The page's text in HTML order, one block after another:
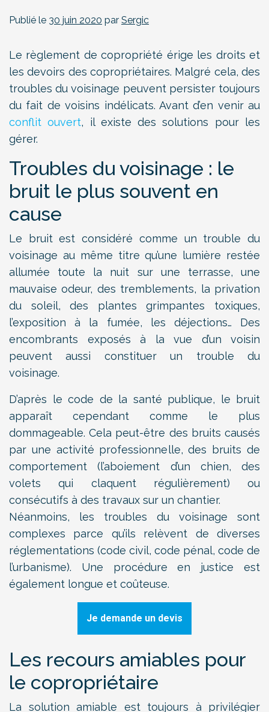
Publié le 30 juin 2020 par Sergic
Le règlement de copropriété érige les droits et
les devoirs des copropriétaires. Malgré cela, des
troubles du voisinage peuvent persister toujours
du fait de voisins indélicats. Avant d’en venir au
conflit ouvert, il existe des solutions pour les
gérer.
Troubles du voisinage : le
bruit le plus souvent en
cause
Le bruit est considéré comme un trouble du
voisinage au même titre qu’une lumière restée
allumée toute la nuit sur une terrasse, une
mauvaise odeur, des tremblements, la privation
du soleil, des plantes grimpantes toxiques,
l’exposition à la fumée, les déjections… Des
encombrants exposés à la vue d’un voisin
peuvent aussi constituer un trouble du
voisinage.
D’après le code de la santé publique, le bruit
apparaît cependant comme le plus
dommageable. Cela peut-être des bruits causés
par une activité professionnelle, des bruits de
comportement (l’aboiement d’un chien, des
volets qui claquent régulièrement) ou
consécutifs à des travaux sur un chantier.
Néanmoins, les troubles du voisinage sont
complexes parce qu’ils relèvent de diverses
réglementations (code civil, code pénal, code de
l’urbanisme). Une procédure en justice est
également longue et coûteuse.
Je demande un devis
Les recours amiables pour
le copropriétaire
La solution amiable est toujours à privilégier